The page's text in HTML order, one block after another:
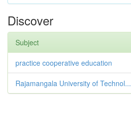
Discover
Subject
practice cooperative education
Rajamangala University of Technol...